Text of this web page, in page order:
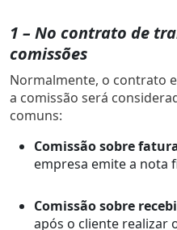
1 – No contrato de
comissões
Normalmente, o contrato
a comissão será
comuns:
Comissão sobre
empresa emite a nota
Comissão sobre
após o cliente realizar